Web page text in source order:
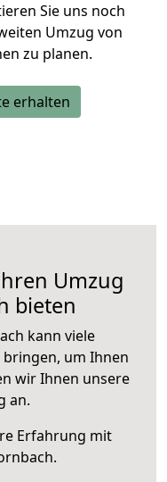
Sie uns noch
Umzug von
zu planen.
erhalten
Umzug
bieten
kann viele
um Ihnen
wir Ihnen unsere
an.
Erfahrung mit
.